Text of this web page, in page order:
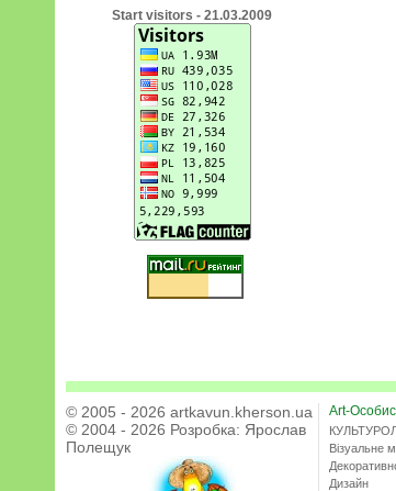
Start visitors - 21.03.2009
© 2005 - 2026 artkavun.kherson.ua
© 2004 - 2026 Розробка: Ярослав
Полещук
Art-
Візуальне
Дизайн